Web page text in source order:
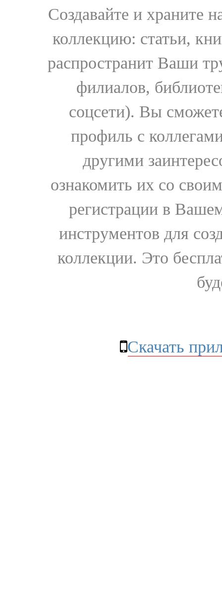
Создавайте и храните
коллекцию: статьи,
распространит Ваши
филиалов,
соцсети). Вы
профиль с
другими
ознакомить их со
регистрации в
инструментов для
коллекции. Это
Скачать